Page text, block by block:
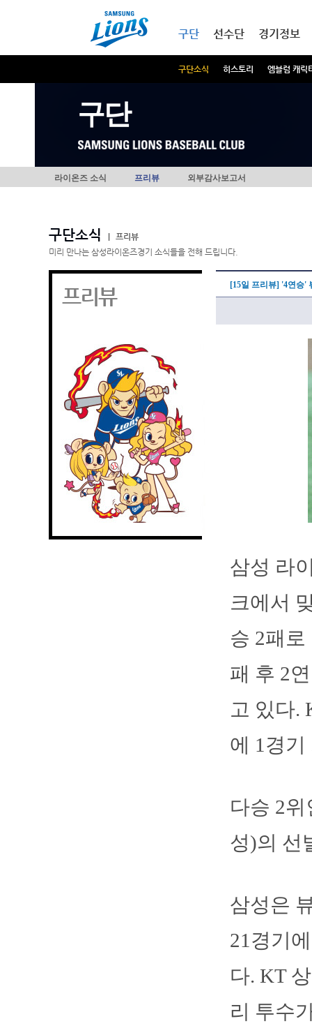
구단
구단소식 히스토리 엠블럼 캐릭
선수단 경기정보
구단
라이온즈 소식 프리뷰 외부감사보고서
구단소식
프리뷰
미리 만나는 삼성라이온즈경기 소식들을 전해 드립니다.
프리뷰 [15일 프리뷰] '4연승'
삼성 라
크에서
승 2패
패 후 2
고 있다.
에 1경
다승 2
성)의 선
삼성은
21경기
다. KT
리 투수